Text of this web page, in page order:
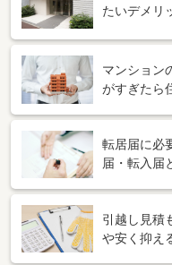
たいデメリ
マンション
がすぎたら
転居届に必
届・転入届
引越し見積
や安く抑え